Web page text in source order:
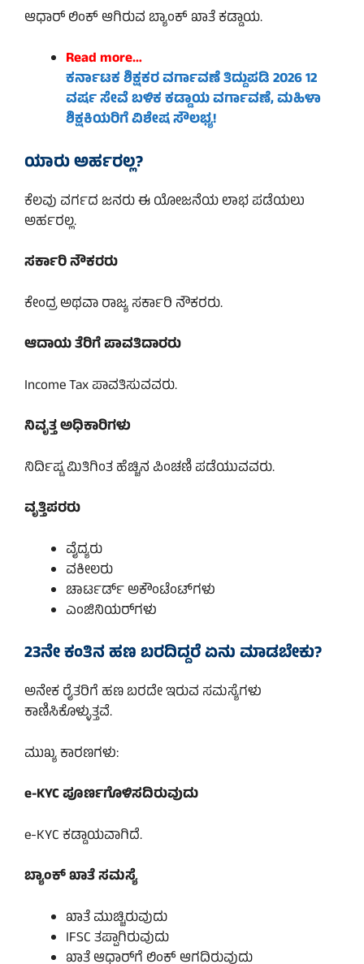
ಆಧಾರ್ ಲಿಂಕ್ ಆಗಿರುವ ಬ್ಯಾಂಕ್ ಖಾತೆ ಕಡ್ಡಾಯ.
Read more…
ಕರ್ನಾಟಕ ಶಿಕ್ಷಕರ ವರ್ಗಾವಣೆ ತಿದ್ದುಪಡಿ2026 12
ವರ್ಷ ಸೇವೆ ಬಳಿಕ ಕಡ್ಡಾಯ ವರ್ಗಾವಣೆ, ಮಹಿಳಾ
ಶಿಕ್ಷಕಿಯರಿಗೆ ವಿಶೇಷ ಸೌಲಭ್ಯ!
ಯಾರು ಅರ್ಹರಲ್ಲ?
ಕೆಲವು ವರ್ಗದ ಜನರು ಈ ಯೋಜನೆಯ ಲಾಭ ಪಡೆಯಲು
ಅರ್ಹರಲ್ಲ.
ಸರ್ಕಾರಿ ನೌಕರರು
ಕೇಂದ್ರ ಅಥವಾ ರಾಜ್ಯ ಸರ್ಕಾರಿ ನೌಕರರು.
ಆದಾಯ ತೆರಿಗೆ ಪಾವತಿದಾರರು
Income Tax ಪಾವತಿಸುವವರು.
ನಿವೃತ್ತ ಅಧಿಕಾರಿಗಳು
ನಿರ್ದಿಷ್ಟ ಮಿತಿಗಿಂತ ಹೆಚ್ಚಿನ ಪಿಂಚಣಿ ಪಡೆಯುವವರು.
ವೃತ್ತಿಪರರು
ವೈದ್ಯರು
ವಕೀಲರು
ಚಾರ್ಟರ್ಡ್ ಅಕೌಂಟೆಂಟ್‌ಗಳು
ಎಂಜಿನಿಯರ್‌ಗಳು
23ನೇ ಕಂತಿನ ಹಣ ಬರದಿದ್ದರೆ ಏನು ಮಾಡಬೇಕು?
ಅನೇಕ ರೈತರಿಗೆ ಹಣ ಬರದೇ ಇರುವ ಸಮಸ್ಯೆಗಳು
ಕಾಣಿಸಿಕೊಳ್ಳುತ್ತವೆ.
ಮುಖ್ಯ ಕಾರಣಗಳು:
e-KYC ಪೂರ್ಣಗೊಳಿಸದಿರುವುದು
e-KYC ಕಡ್ಡಾಯವಾಗಿದೆ.
ಬ್ಯಾಂಕ್ ಖಾತೆ ಸಮಸ್ಯೆ
ಖಾತೆ ಮುಚ್ಚಿರುವುದು
IFSC ತಪ್ಪಾಗಿರುವುದು
ಖಾತೆ ಆಧಾರ್‌ಗೆ ಲಿಂಕ್ ಆಗದಿರುವುದು